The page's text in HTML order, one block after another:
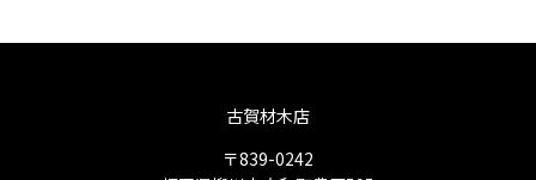
古賀材木店
〒839-0242